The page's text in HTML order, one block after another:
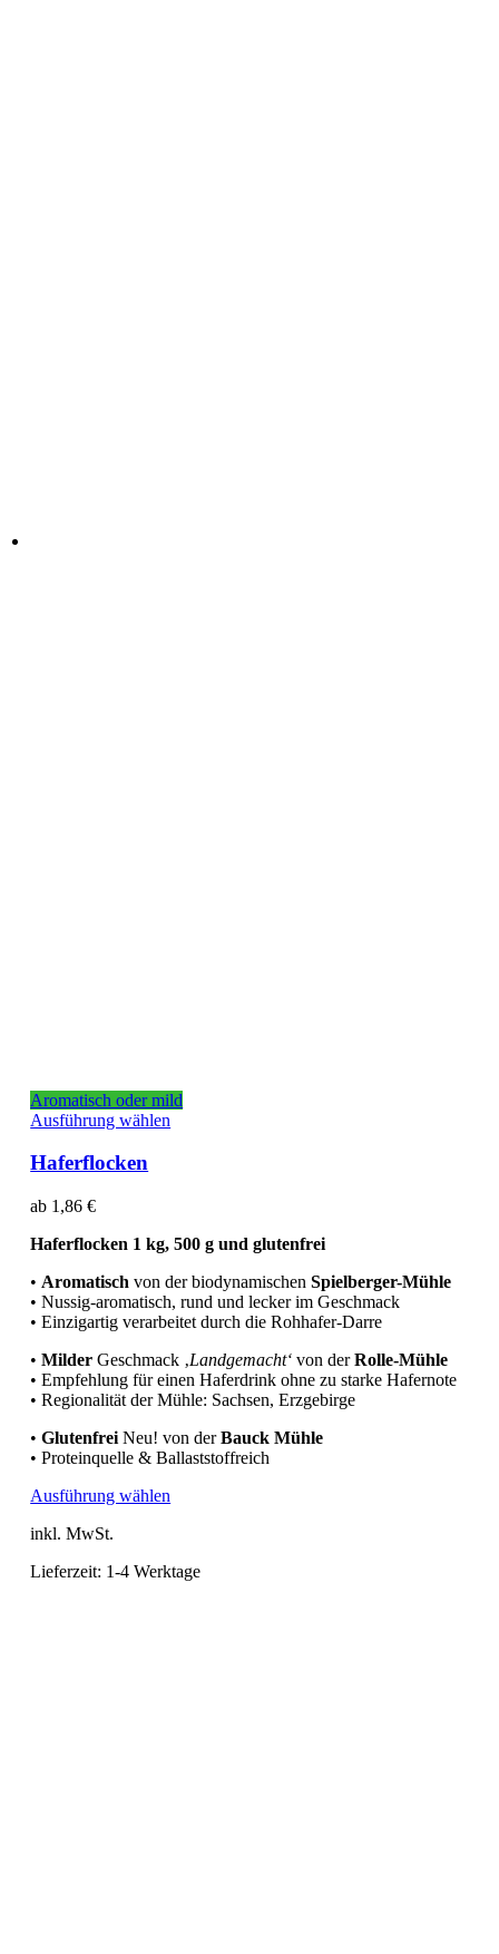
Aromatisch oder mild
Ausführung wählen
Die
Optionen
können
auf
der
gewählt
werden
Haferflocken
ab 1,86€
Haferflocken 1 kg, 500 g und glutenfrei
• Aromatischvon der biodynamischenSpielberger-Mühle
• Nussig-aromatisch, rund und lecker im Geschmack
• Einzigartig verarbeitet durch die Rohhafer-Darre
•Milder Geschmack ‚Landgemacht‘ von derRolle-Mühle
• Empfehlung für einen Haferdrink ohne zu starke Hafernote
• Regionalität der Mühle: Sachsen, Erzgebirge
•Glutenfrei Neu! von derBauck Mühle
• Proteinquelle & Ballaststoffreich
Ausführung wählen
Varianten
inkl. MwSt.
Lieferzeit: 1-4 Werktage